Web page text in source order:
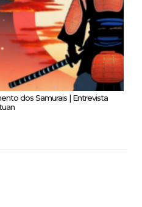
dos Samurais | Entrevista